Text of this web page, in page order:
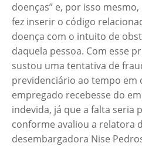
doenças” e, por isso
fez inserir o código
doença com o intuito de
daquela pessoa. Com esse
sustou uma tentativa de
previdenciário ao tempo em
empregado recebesse do
indevida, já que a falta seria
conforme avaliou a relatora
desembargadora Nise